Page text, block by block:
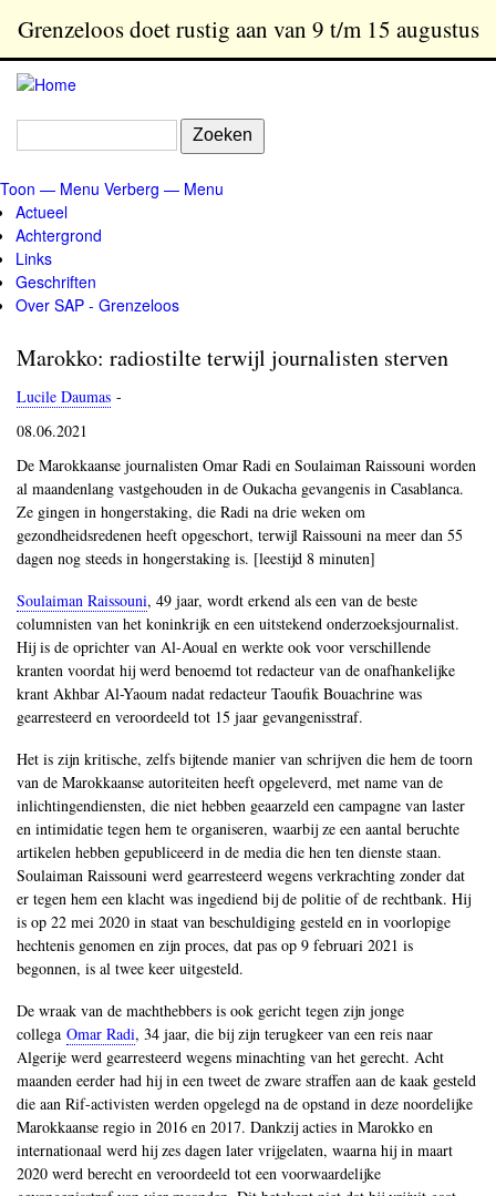
naar
gaan
Grenzeloos doet rustig aan van 9 t/m 15 augustus
Zoeken
Menu
Toon — Menu Verberg — Menu
Actueel
Achtergrond
Links
Geschriften
Over SAP - Grenzeloos
Marokko: radiostilte terwijl journalisten sterven
Lucile Daumas -
08.06.2021
De Marokkaanse journalisten Omar Radi en Soulaiman Raissouni worden
al maandenlang vastgehouden in de Oukacha gevangenis in Casablanca.
Ze gingen in hongerstaking, die Radi na drie weken om
gezondheidsredenen heeft opgeschort, terwijl Raissouni na meer dan 55
dagen nog steeds in hongerstaking is. [leestijd 8 minuten]
Soulaiman Raissouni, 49 jaar, wordt erkend als een van de beste
columnisten van het koninkrijk en een uitstekend onderzoeksjournalist.
Hij is de oprichter van Al-Aoual en werkte ook voor verschillende
kranten voordat hij werd benoemd tot redacteur van de onafhankelijke
krant Akhbar Al-Yaoum nadat redacteur Taoufik Bouachrine was
gearresteerd en veroordeeld tot 15 jaar gevangenisstraf.
Het is zijn kritische, zelfs bijtende manier van schrijven die hem de toorn
van de Marokkaanse autoriteiten heeft opgeleverd, met name van de
inlichtingendiensten, die niet hebben geaarzeld een campagne van laster
en intimidatie tegen hem te organiseren, waarbij ze een aantal beruchte
artikelen hebben gepubliceerd in de media die hen ten dienste staan.
Soulaiman Raissouni werd gearresteerd wegens verkrachting zonder dat
er tegen hem een klacht was ingediend bij de politie of de rechtbank. Hij
is op 22 mei 2020 in staat van beschuldiging gesteld en in voorlopige
hechtenis genomen en zijn proces, dat pas op 9 februari 2021 is
begonnen, is al twee keer uitgesteld.
De wraak van de machthebbers is ook gericht tegen zijn jonge
collega Omar Radi, 34 jaar, die bij zijn terugkeer van een reis naar
Algerije werd gearresteerd wegens minachting van het gerecht. Acht
maanden eerder had hij in een tweet de zware straffen aan de kaak gesteld
die aan Rif-activisten werden opgelegd na de opstand in deze noordelijke
Marokkaanse regio in 2016 en 2017. Dankzij acties in Marokko en
internationaal werd hij zes dagen later vrijgelaten, waarna hij in maart
2020 werd berecht en veroordeeld tot een voorwaardelijke